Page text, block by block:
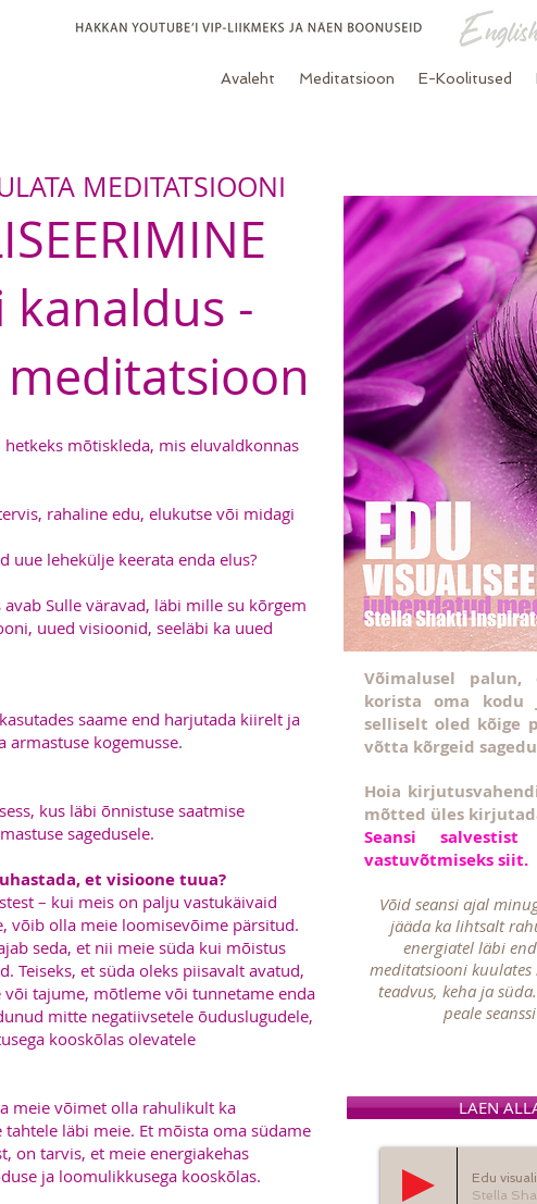
Avaleht Meditatsioon E-Koolitused
MEDITATSIOONI
kanaldus -
mõtiskleda, mis eluvaldkonnas
rahaline edu, elukutse või midagi
uue lehekülje keerata enda elus?
Sulle väravad, läbi mille su kõrgem
uued visioonid, seeläbi ka uued
saame end harjutada kiirelt ja
kogemusse.
kus läbi õnnistuse saatmise
sagedusele.
et visioone tuua?
– kui meis on palju vastukäivaid
võib olla meie loomisevõime pärsitud.
seda, et nii meie süda kui mõistus
Teiseks, et süda oleks piisavalt avatud,
tajume, mõtleme või tunnetame enda
mitte negatiivsetele õuduslugudele,
kooskõlas olevatele
meie võimet olla rahulikult ka
läbi meie. Et mõista oma südame
on tarvis, et meie energiakehas
ja loomulikkusega kooskõlas.
LAEN
Edu
Stella
Võimalusel
korista oma kodu
selliselt oled kõige
võtta kõrgeid
Hoia
mõtted üles
Seansi
vastuvõtmiseks siit.
Võid seansi ajal
jääda ka lihtsalt
energiatel läbi
meditatsiooni kuulates
teadvus, keha ja
peale